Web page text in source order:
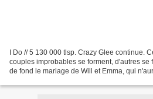
I Do // 5 130 000 tlsp. Crazy Glee continue.
couples improbables se forment, d'autres se
de fond le mariage de Will et Emma, qui